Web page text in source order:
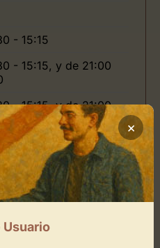
- 15:15
- 15:15, y de 21:00
- 15:15, y de 21:00
- 15:15, y de 21:00
- 15:15, y de 21:00
×
Usuario